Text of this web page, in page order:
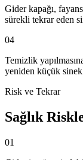
Gider kapağı,
sürekli tekrar eden
04
Temizlik
yeniden küçük
Risk ve Tekrar
Sağlık
01